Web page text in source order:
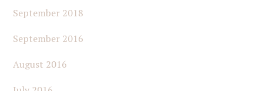
September 2018
September 2016
August 2016